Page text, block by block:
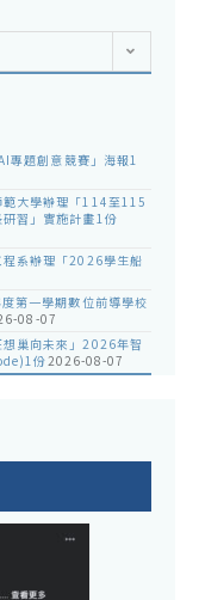
專題創意競賽」海報1
範大學辦理「114至115
習」實施計畫1份
系辦理「2026學生船
第一學期數位前導學校
08-07
巢向未來」2026年智
份2026-08-07